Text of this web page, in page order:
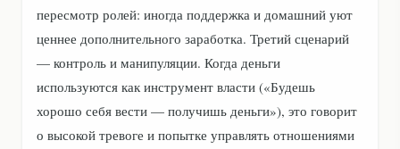
пересмотр ролей: иногда поддержка и домашний уют
ценнее дополнительного заработка. Третий сценарий
— контроль и манипуляции. Когда деньги
используются как инструмент власти («Будешь
хорошо себя вести — получишь деньги»), это говорит
о высокой тревоге и попытке управлять отношениями